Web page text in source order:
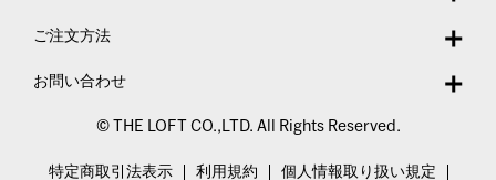
ご注文方法
お問い合わせ
© THE LOFT CO.,LTD. All Rights Reserved.
特定商取引法表示 利用規約 個人情報取り扱い規定